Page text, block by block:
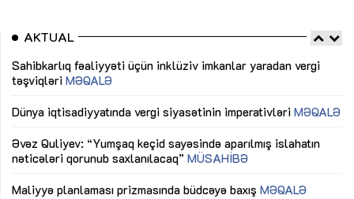
AKTUAL
Sahibkarlıq fəaliyyəti üçün inklüziv imkanlar yaradan vergi
təşviqləri MƏQALƏ
Dünya iqtisadiyyatında vergi siyasətinin imperativləri MƏQALƏ
Əvəz Quliyev: “Yumşaq keçid sayəsində aparılmış islahatın
nəticələri qorunub saxlanılacaq” MÜSAHİBƏ
Maliyyə planlaması prizmasında büdcəyə baxış MƏQALƏ